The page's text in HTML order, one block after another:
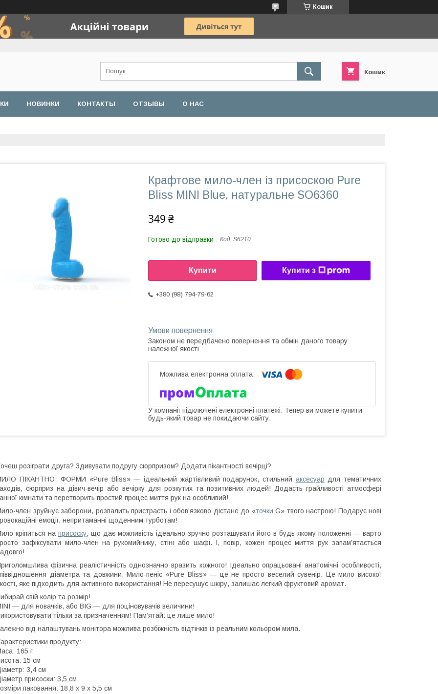
Кошик
Кошик
НОВИНКИ КОНТАКТЫ ОТЗЫВЫ О НАС
Крафтове мило-член із присоскою Pure
Bliss MINI Blue, натуральне SO6360
349 ₴
Готово до відправки Код: S6210
Купити Купити з
+380 (98) 794-79-62
Законом не передбачено повернення та обмін даного товару
належної якості
У компанії підключені електронні платежі. Тепер ви можете купити
будь-який товар не покидаючи сайту.
розіграти друга? Здивувати подругу сюрпризом? Додати пікантності вечірці?
ПІКАНТНОЇ ФОРМИ «Pure Bliss» — ідеальний жартівливий подарунок, стильний аксесуар для тематичних
сюрприз на дівич-вечір або вечірку для розкутих та позитивних людей! Додасть грайливості атмосфері
кімнати та перетворить простий процес миття рук на особливий!
член зруйнує заборони, розпалить пристрасть і обов’язково дістане до «точки G» твого настрою! Подарує нові
емоції, непритаманні щоденним турботам!
кріпиться на присоску, що дає можливість ідеально зручно розташувати його в будь-якому положенні — варто
зафіксувати мило-член на рукомийнику, стіні або шафі. І, повір, кожен процес миття рук запам’ятається
фізична реалістичність однозначно вразить кожного! Ідеально опрацьовані анатомічні особливості,
діаметра та довжини. Мило-пеніс «Pure Bliss» — це не просто веселий сувенір. Це мило високої
яке підходить для активного використання! Не пересушує шкіру, залишає легкий фруктовий аромат.
свій колір та розмір!
— для новачків, або BIG — для поціновувачів величини!
тільки за призначенням! Пам’ятай: це лише мило!
від налаштувань монітора можлива розбіжність відтінків із реальним кольором мила.
продукту:
165 г
15 см
3,4 см
присоски: 3,5 см
паковання: 18,8 x 9 x 5,5 см